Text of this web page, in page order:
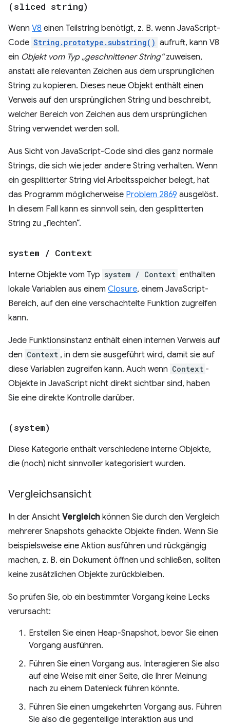
(sliced string)
Wenn V8 einen Teilstring benötigt, z. B. wenn JavaScript-
Code String.prototype.substring() aufruft, kann V8
ein Objekt vom Typ „geschnittener String“zuweisen,
anstatt alle relevanten Zeichen aus dem ursprünglichen
String zu kopieren. Dieses neue Objekt enthält einen
Verweis auf den ursprünglichen String und beschreibt,
welcher Bereich von Zeichen aus dem ursprünglichen
String verwendet werden soll.
Aus Sicht von JavaScript-Code sind dies ganz normale
Strings, die sich wie jeder andere String verhalten. Wenn
ein gesplitterter String viel Arbeitsspeicher belegt, hat
das Programm möglicherweise Problem 2869 ausgelöst.
In diesem Fall kann es sinnvoll sein, den gesplitterten
String zu „flechten“.
system / Context
Interne Objekte vom Typ system / Context enthalten
lokale Variablen aus einem Closure, einem JavaScript-
Bereich, auf den eine verschachtelte Funktion zugreifen
kann.
Jede Funktionsinstanz enthält einen internen Verweis auf
den Context , in dem sie ausgeführt wird, damit sie auf
diese Variablen zugreifen kann. Auch wenn Context -
Objekte in JavaScript nicht direkt sichtbar sind, haben
Sie eine direkte Kontrolle darüber.
(system)
Diese Kategorie enthält verschiedene interne Objekte,
die (noch) nicht sinnvoller kategorisiert wurden.
Vergleichsansicht
In der Ansicht Vergleich können Sie durch den Vergleich
mehrerer Snapshots gehackte Objekte finden. Wenn Sie
beispielsweise eine Aktion ausführen und rückgängig
machen, z. B. ein Dokument öffnen und schließen, sollten
keine zusätzlichen Objekte zurückbleiben.
So prüfen Sie, ob ein bestimmter Vorgang keine Lecks
verursacht:
Erstellen Sie einen Heap-Snapshot, bevor Sie einen
Vorgang ausführen.
Führen Sie einen Vorgang aus. Interagieren Sie also
auf eine Weise mit einer Seite, die Ihrer Meinung
nach zu einem Datenleck führen könnte.
Führen Sie einen umgekehrten Vorgang aus. Führen
Sie also die gegenteilige Interaktion aus und